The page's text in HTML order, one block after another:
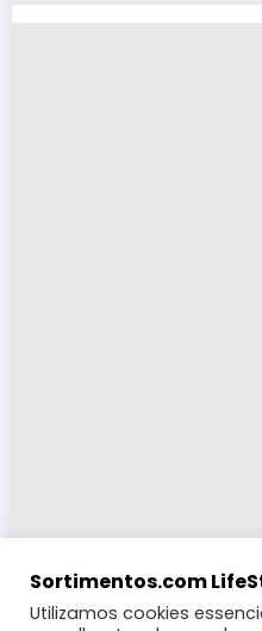
Sortimentos.com
Utilizamos cookies